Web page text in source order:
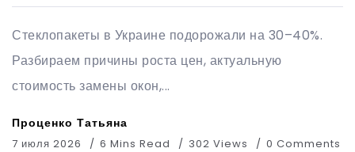
Стеклопакеты в Украине подорожали на 30–40%.
Разбираем причины роста цен, актуальную
стоимость замены окон,...
Проценко Татьяна
7 июля 2026 6 Mins Read 302 Views 0 Comments